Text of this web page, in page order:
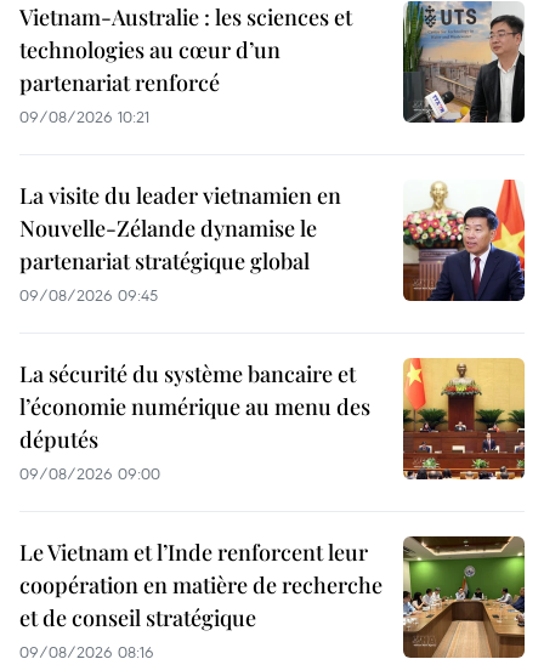
Vietnam-Australie : les sciences et
technologies au cœur d’un
partenariat renforcé
09/08/2026 10:21
La visite du leader vietnamien en
Nouvelle-Zélande dynamise le
partenariat stratégique global
09/08/2026 09:45
La sécurité du système bancaire et
l’économie numérique au menu des
députés
09/08/2026 09:00
Le Vietnam et l’Inde renforcent leur
coopération en matière de recherche
et de conseil stratégique
09/08/2026 08:16